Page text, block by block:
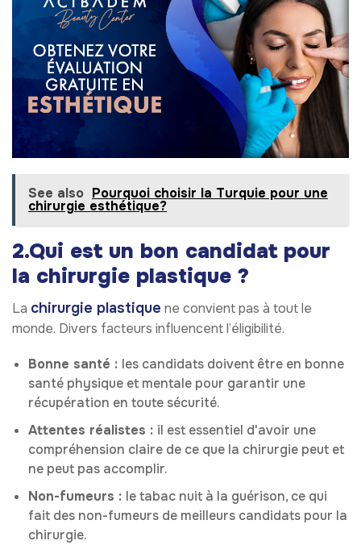
See also Pourquoi choisir la Turquie pour une
chirurgie esthétique?
2.Qui est un bon candidat pour
la chirurgie plastique ?
La chirurgie plastique ne convient pas à tout le
monde. Divers facteurs influencent l’éligibilité.
Bonne santé : les candidats doivent être en bonne
santé physique et mentale pour garantir une
récupération en toute sécurité.
Attentes réalistes : il est essentiel d'avoir une
compréhension claire de ce que la chirurgie peut et
ne peut pas accomplir.
Non-fumeurs : le tabac nuit à la guérison, ce qui
fait des non-fumeurs de meilleurs candidats pour la
chirurgie.